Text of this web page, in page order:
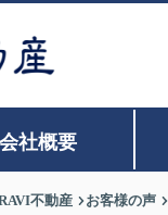
会社概要
不動産 お客様の声